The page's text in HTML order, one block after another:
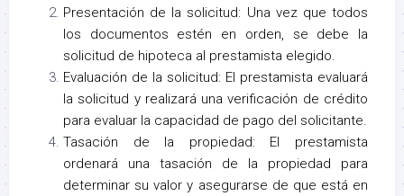
Presentación de la solicitud: Una vez que todos
los documentos estén en orden, se debe la
solicitud de hipoteca al prestamista elegido.
Evaluación de la solicitud: El prestamista evaluará
la solicitud y realizará una verificación de crédito
para evaluar la capacidad de pago del solicitante.
Tasación de la propiedad: El prestamista
ordenará una tasación de la propiedad para
determinar su valor y asegurarse de que está en